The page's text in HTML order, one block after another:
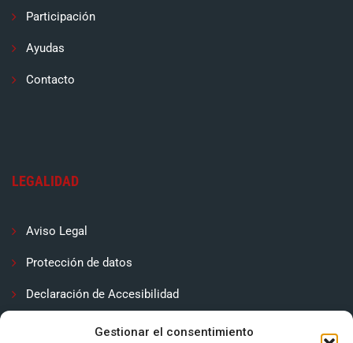
Gestionar el consentimiento
Participación
Ayudas
Contacto
LEGALIDAD
Aviso Legal
Protección de datos
Declaración de Accesibilidad